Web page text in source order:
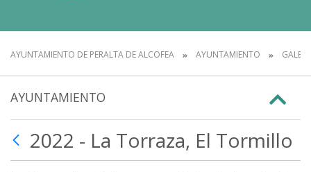
AYUNTAMIENTO DE PERALTA DE ALCOFEA AYUNTAMIENTO
AYUNTAMIENTO
2022 - La Torraza, El Tormillo